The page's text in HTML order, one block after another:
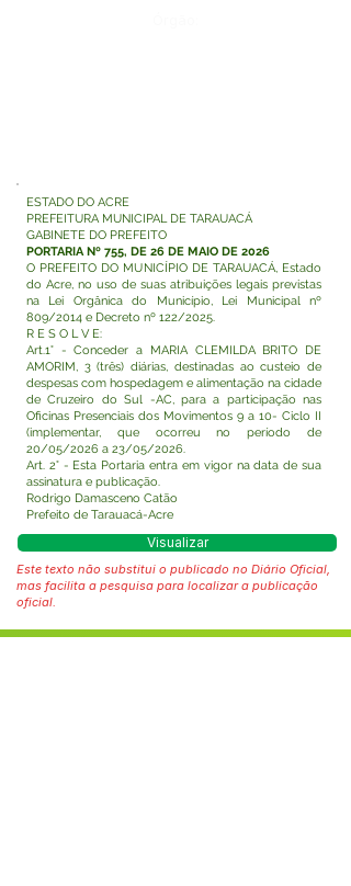
ESTADO DO ACRE
PREFEITURA MUNICIPAL DE TARAUACÁ
GABINETE DO PREFEITO
PORTARIA Nº 755, DE 26 DE MAIO DE 2026
O PREFEITO DO MUNICÍPIO DE TARAUACÁ, Estado
do Acre, no uso de suas atribuições legais previstas
na Lei Orgânica do Município, Lei Municipal nº
809/2014 e Decreto nº 122/2025.
R E S O L V E:
Art.1° - Conceder a MARIA CLEMILDA BRITO DE
AMORIM, 3 (três) diárias, destinadas ao custeio de
despesas com hospedagem e alimentação na cidade
de Cruzeiro do Sul -AC, para a participação nas
Oficinas Presenciais dos Movimentos 9 a 10- Ciclo II
(implementar, que ocorreu no período de
20/05/2026 a 23/05/2026.
Art. 2° - Esta Portaria entra em vigor na data de sua
assinatura e publicação.
Rodrigo Damasceno Catão
Prefeito de Tarauacá-Acre
Visualizar
Este texto não substitui o publicado no Diário Oficial,
mas facilita a pesquisa para localizar a publicação
oficial.